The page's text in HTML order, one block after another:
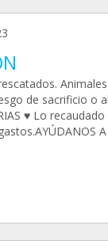
de sacrificio o
♥️ Lo
A